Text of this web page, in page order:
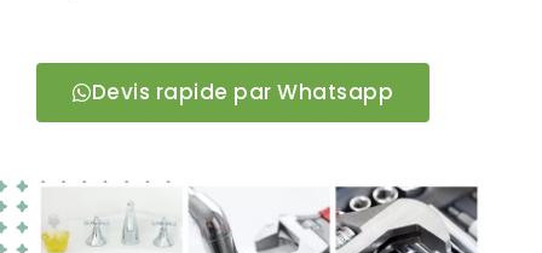
Devis rapide par Whatsapp